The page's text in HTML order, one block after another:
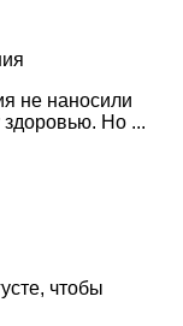
не наносили
Но ...
чтобы